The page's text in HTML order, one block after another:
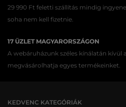
29 990 Ft feletti szállítás mindig
soha nem kell fizetnie.
17 ÜZLET MAGYARORSZÁGON
A webáruházunk széles kínálatán kívül
megvásárolhatja egyes termékeinket.
KEDVENC KATEGÓRIÁK